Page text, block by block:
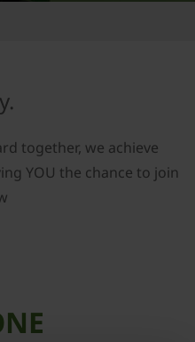
together, we achieve
YOU the chance to join